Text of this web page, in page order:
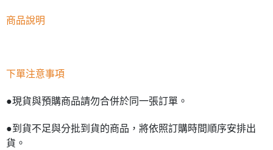
商品說明
下單注意事項
●現貨與預購商品請勿合併於同一張訂單。
●到貨不足與分批到貨的商品，將依照訂購時間順序安排出
貨。